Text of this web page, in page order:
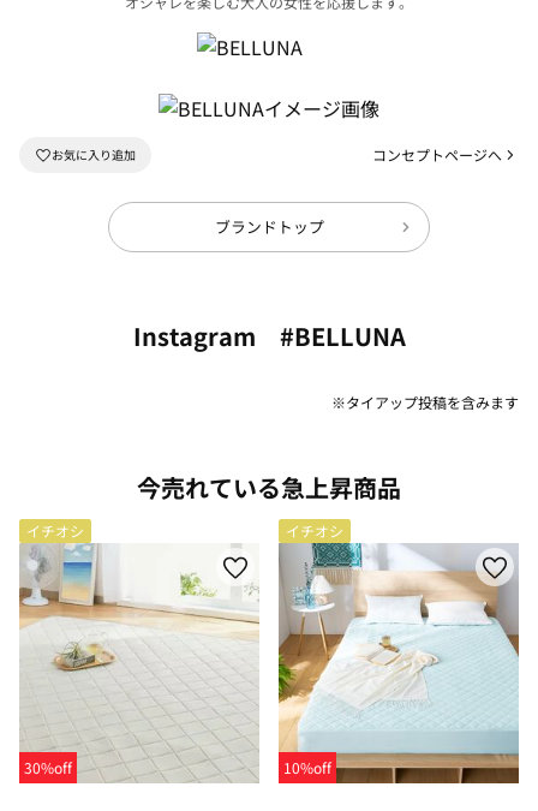
コンセプトページへ
ブランドトップ
Instagram #BELLUNA
※タイアップ投稿を含みます
今売れている急上昇商品
イチオシ
30%off
イチオシ
10%off